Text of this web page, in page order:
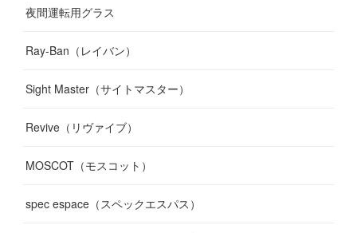
夜間運転用グラス
Ray-Ban（レイバン）
Sight Master（サイトマスター）
Revive（リヴァイブ）
MOSCOT（モスコット）
spec espace（スペックエスパス）